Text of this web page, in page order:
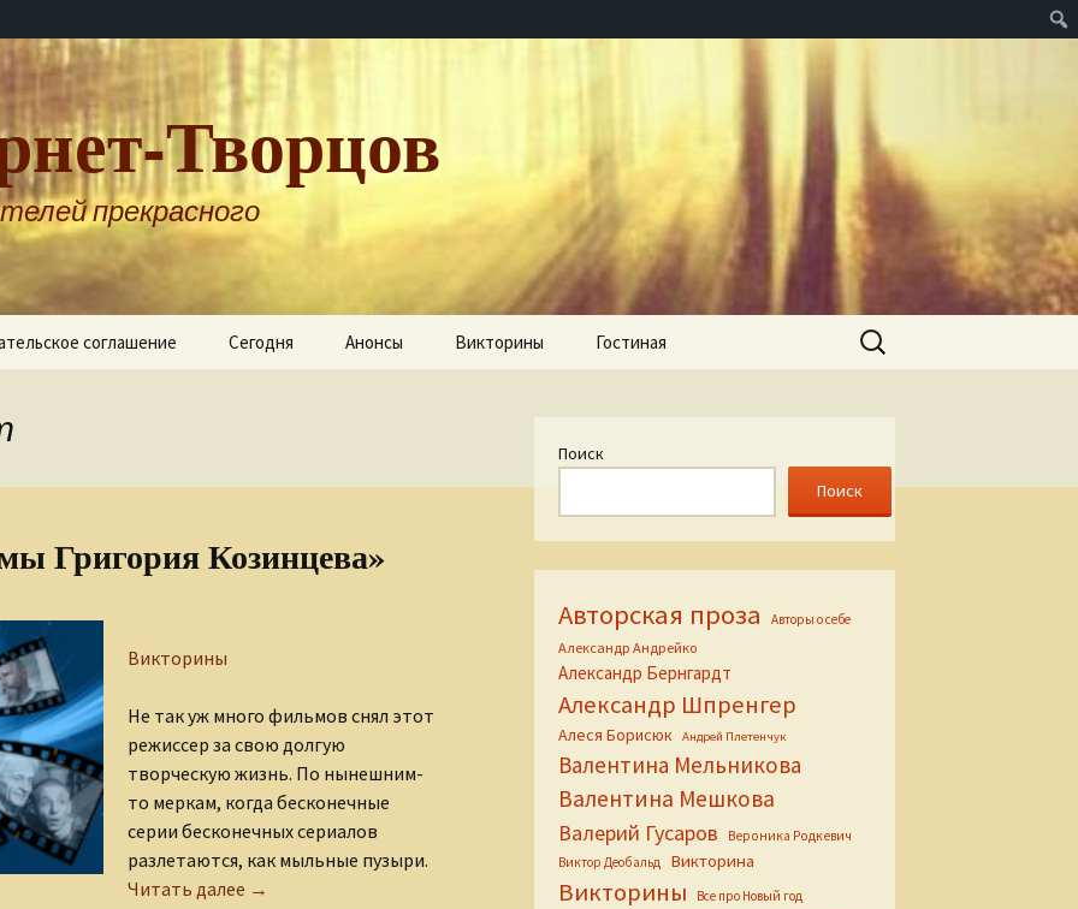
Творцов
прекрасного
соглашение Сегодня Анонсы Викторины Гостиная
Найти:
Григория Козинцева»
Викторины
Не так уж много фильмов снял этот
режиссер за свою долгую
творческую жизнь. По нынешним-
то меркам, когда бесконечные
серии бесконечных сериалов
разлетаются, как мыльные пузыри.
Читать далее Викторина «Фильмы Григория Козинцева»
→
Поиск
Поиск
Авторская проза Авторы о себе
Александр Андрейко
Александр Бернгардт
Александр Шпренгер
Алеся Борисюк Андрей Плетенчук
Валентина Мельникова
Валентина Мешкова
Валерий Гусаров
Вероника Родкевич
Виктор Деобальд
Викторина
Викторины Все про Новый год